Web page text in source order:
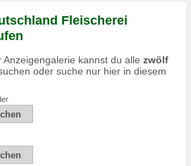
Fleischerei
kannst du alle zwölf
oder suche nur hier in diesem